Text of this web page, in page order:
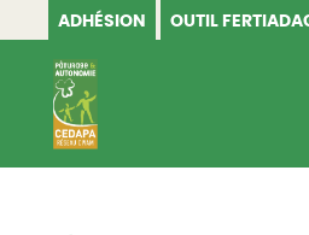
ADHÉSION OUTIL
CEDAPA